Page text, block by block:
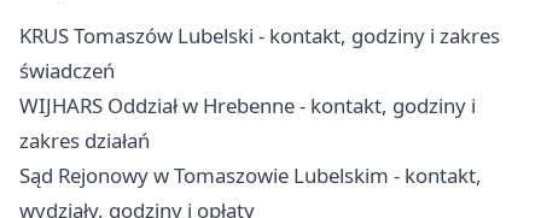
KRUS Tomaszów Lubelski - kontakt, godziny i zakres
świadczeń
WIJHARS Oddział w Hrebenne - kontakt, godziny i
zakres działań
Sąd Rejonowy w Tomaszowie Lubelskim - kontakt,
wydziały, godziny i opłaty